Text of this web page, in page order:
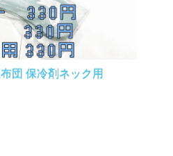
団 保冷剤ネック用